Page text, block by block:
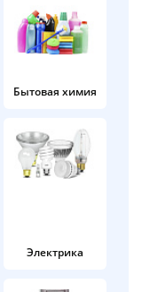
Бытовая химия
Электрика
раз в 2